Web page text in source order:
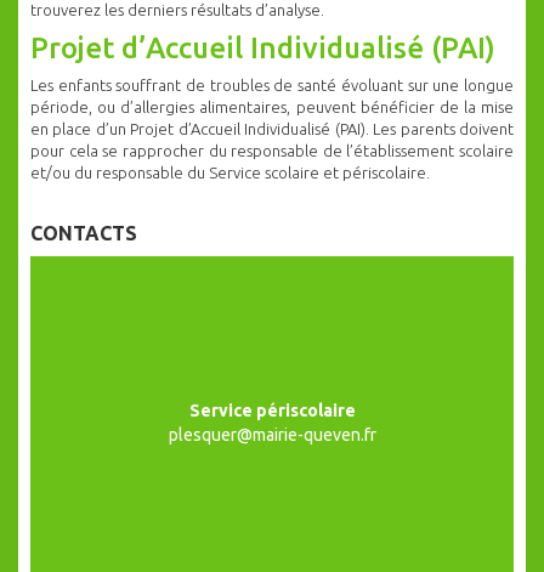
trouverez les derniers résultats d’analyse.
Projet d’Accueil Individualisé (PAI)
Les enfants souffrant de troubles de santé évoluant sur une longue
période, ou d’allergies alimentaires, peuvent bénéficier de la mise
en place d’un Projet d’Accueil Individualisé (PAI). Les parents doivent
pour cela se rapprocher du responsable de l’établissement scolaire
et/ou du responsable du Service scolaire et périscolaire.
CONTACTS
Service périscolaire
plesquer@mairie-queven.fr